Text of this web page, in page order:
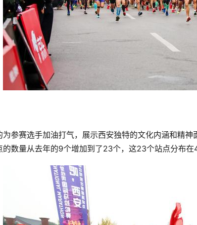
为参赛选手加油打气，展示西安独特的文化内涵和精
的数量从去年的9个增加到了23个，这23个站点分布在